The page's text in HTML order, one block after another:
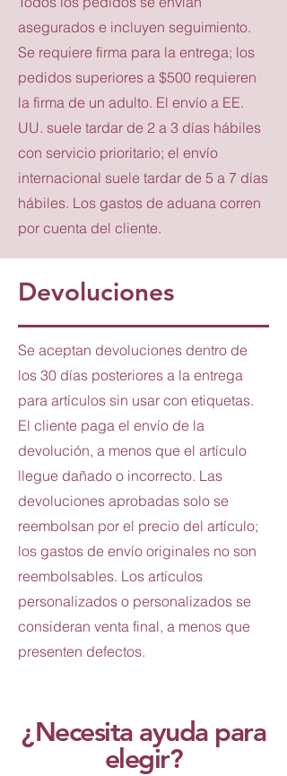
asegurados e incluyen seguimiento.
Se requiere firma para la entrega; los
pedidos superiores a $500 requieren
la firma de un adulto. El envío a EE.
UU. suele tardar de 2 a 3 días hábiles
con servicio prioritario; el envío
internacional suele tardar de 5 a 7 días
hábiles. Los gastos de aduana corren
por cuenta del cliente.
Devoluciones
Se aceptan devoluciones dentro de
los 30 días posteriores a la entrega
para artículos sin usar con etiquetas.
El cliente paga el envío de la
devolución, a menos que el artículo
llegue dañado o incorrecto. Las
devoluciones aprobadas solo se
reembolsan por el precio del artículo;
los gastos de envío originales no son
reembolsables. Los artículos
personalizados o personalizados se
consideran venta final, a menos que
presenten defectos.
¿Necesita ayuda para
elegir?